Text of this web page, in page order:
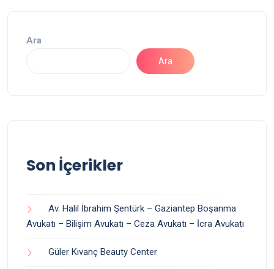
Ara
Ara
Son İçerikler
Av. Halil İbrahim Şentürk – Gaziantep Boşanma
Avukatı – Bilişim Avukatı – Ceza Avukatı – İcra Avukatı
Güler Kıvanç Beauty Center